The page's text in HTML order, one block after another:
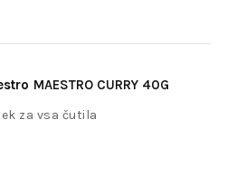
MAESTRO CURRY 40G
za vsa čutila